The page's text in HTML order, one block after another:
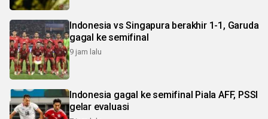
Indonesia vs Singapura berakhir 1-1, Garuda
gagal ke semifinal
9 jam lalu
Indonesia gagal ke semifinal Piala AFF, PSSI
gelar evaluasi